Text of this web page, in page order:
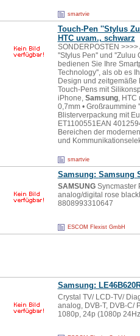
smartvie
Touch-Pen ''Stylus
HTC uvam., schwarz
SONDERPOSTEN
''Stylus Pen'' und ''Zuluu
bedienen Sie Ihre
Technology'', als ob es
Design und zeitgemäße
Touch-Pens mit
iPhone, Samsung, HTC
0,7mm • Großraummine
Blisterverpackung mit
ET1100551EAN
Bereichen der
und
smartvie
Samsung: Samsung
SAMSUNGSyncmaster
analog/digital rose
8808993310647
ESCOM Flexist GmbH
Samsung:
Crystal TV/ LCD-TV/
analog, DVB-T, DVB-C/
1080p, 24p (1080p